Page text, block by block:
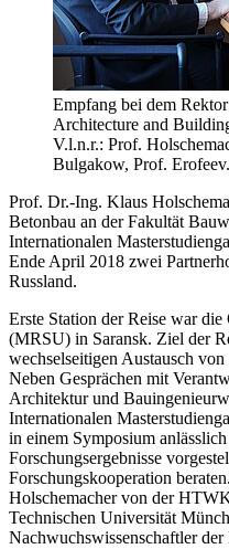
Empfang bei dem
Architecture and
V.l.n.r.: Prof.
Bulgakow, Prof. Erofeev.
Prof. Dr.-Ing. Klaus
Betonbau an der Fakultät
Internationalen
Ende April 2018 zwei
Russland.
Erste Station der Reise war
(MRSU) in Saransk. Ziel der
wechselseitigen Austausch
Neben Gesprächen mit
Architektur und
Internationalen
in einem Symposium
Forschungsergebnisse
Forschungskooperation
Holschemacher von der
Technischen Universität
Nachwuchswissenschaftler